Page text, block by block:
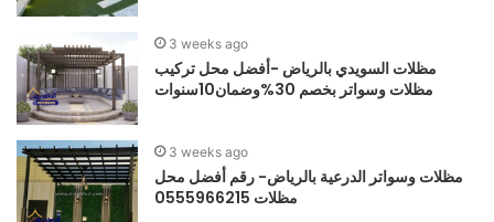
3 weeks ago
مظلات السويدي بالرياض -أفضل محل تركيب
مظلات وسواتر بخصم 30%وضمان10سنوات
3 weeks ago
مظلات وسواتر الدرعية بالرياض- رقم أفضل محل
مظلات 0555966215